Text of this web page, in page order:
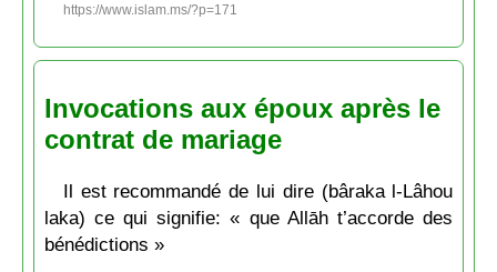
https://www.islam.ms/?p=171
Invocations aux époux après le
contrat de mariage
Il est recommandé de lui dire (bâraka l-Lâhou
laka) ce qui signifie: « que Allāh t’accorde des
bénédictions »